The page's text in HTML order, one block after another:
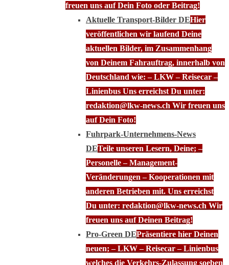
freuen uns auf Dein Foto oder Beitrag!
Aktuelle Transport-Bilder DEHier
veröffentlichen wir laufend Deine
aktuellen Bilder, im Zusammenhang
von Deinem Fahrauftrag, innerhalb von
Deutschland wie: – LKW – Reisecar –
Linienbus Uns erreichst Du unter:
redaktion@lkw-news.ch Wir freuen uns
auf Dein Foto!
Fuhrpark-Unternehmens-News
DETeile unseren Lesern, Deine; –
Personelle – Management-
Veränderungen – Kooperationen mit
anderen Betrieben mit. Uns erreichst
Du unter: redaktion@lkw-news.ch Wir
freuen uns auf Deinen Beitrag!
Pro-Green DEPräsentiere hier Deinen
neuen; – LKW – Reisecar – Linienbus
welches die Verkehrs-Zulassung soeben